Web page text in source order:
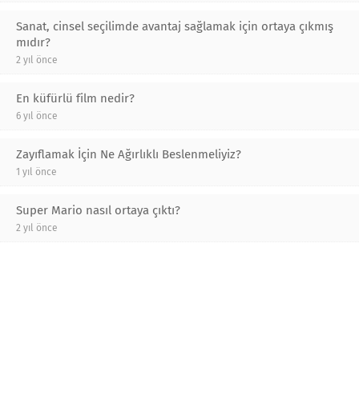
Sanat, cinsel seçilimde avantaj sağlamak için ortaya çıkmış
mıdır?
2 yıl önce
En küfürlü film nedir?
6 yıl önce
Zayıflamak İçin Ne Ağırlıklı Beslenmeliyiz?
1 yıl önce
Super Mario nasıl ortaya çıktı?
2 yıl önce